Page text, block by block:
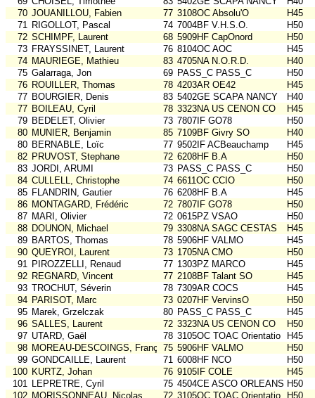
70 JOUANILLOU, Fabien 77 3108OC Absolu'O
H45
71 RIGOLLOT, Pascal 74 7004BF V.H.S.O.
H50
72 SCHIMPF, Laurent 68 5909HF CapOnord
H50
73 FRAYSSINET, Laurent 76 8104OC AOC
H45
74 MAURIEGE, Mathieu 83 4705NA N.O.R.D.
H40
75 Galarraga, Jon 69 PASS_C PASS_C
H50
76 ROUILLER, Thomas 78 4203AR OE42
H45
77 BOURGIER, Denis 83 5402GE SCAPA NANCY
H40
77 BOILEAU, Cyril 78 3323NA US CENON CO
H45
79 BEDELET, Olivier 73 7807IF GO78
H50
80 MUNIER, Benjamin 85 7109BF Givry SO
H40
80 BERNABLE, Loïc 77 9502IF ACBeauchamp
H45
82 PRUVOST, Stephane 72 6208HF B.A
H50
83 JORDI, ARUMI 73 PASS_C PASS_C
H50
84 CULLELL, Christophe 74 6611OC CCIO
H50
85 FLANDRIN, Gautier 76 6208HF B.A
H45
86 MONTAGARD, Frédéric 72 7807IF GO78
H50
87 MARI, Olivier 72 0615PZ VSAO
H50
88 DOUNON, Michael 79 3308NA SAGC CESTAS
H45
89 BARTOS, Thomas 78 5906HF VALMO
H45
90 QUEYROI, Laurent 73 1705NA CMO
H50
91 PIROZZELLI, Renaud 77 1303PZ MARCO
H45
92 REGNARD, Vincent 77 2108BF Talant SO
H45
93 TROCHUT, Séverin 78 7309AR COCS
H45
94 PARISOT, Marc 73 0207HF VervinsO
H50
95 Marek, Grzelczak 80 PASS_C PASS_C
H45
96 SALLES, Laurent 72 3323NA US CENON CO
H50
97 UTARD, Gaël 78 3105OC TOAC Orientatio
H45
98 MOREAU-DESCOINGS, François
75 5906HF VALMO
H50
99 GONDCAILLE, Laurent 71 6008HF NCO
H50
100 KURTZ, Johan 76 9105IF COLE
H45
101 LEPRETRE, Cyril 75 4504CE ASCO ORLEANS H50
102 MORISSONNEAU, Nicolas 72 3105OC TOAC Orientatio
H50